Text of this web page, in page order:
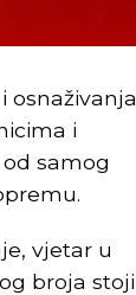
osnaživanja
i
samog
vjetar u
broja stoji